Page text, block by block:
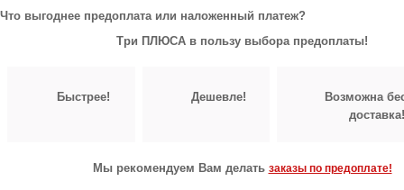
Что выгоднее предоплата или наложенный платеж?
Три ПЛЮСА в пользу выбора предоплаты!
Быстрее! Дешевле!
Возможна
доставка!
Мы рекомендуем Вам делать заказы по предоплате!